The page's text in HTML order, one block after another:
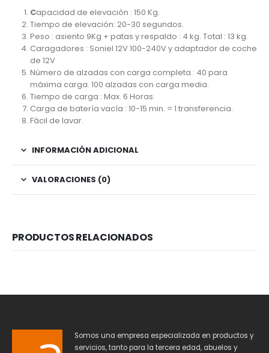
Capacidad de elevación : 150 Kg.
Tiempo de elevación: 20-30 segundos.
Peso : asiento 9Kg + patas y respaldo : 4 kg. Total : 13 kg.
Caragadores : Soniel 12V 100-240V y adaptador de coche
de 12V
Número de alzadas con carga completa : 40 para
máxima carga. 100 alzadas con carga media.
Tiempo de carga : Max. 6 Horas.
Carga de batería vacía : 10-15 min. = 1 transferencia.
Fácil de lavar.
INFORMACIÓN ADICIONAL
VALORACIONES (0)
PRODUCTOS RELACIONADOS
Somos una empresa especializada en productos y
servicios, tanto para la tercera edad, abuelos y